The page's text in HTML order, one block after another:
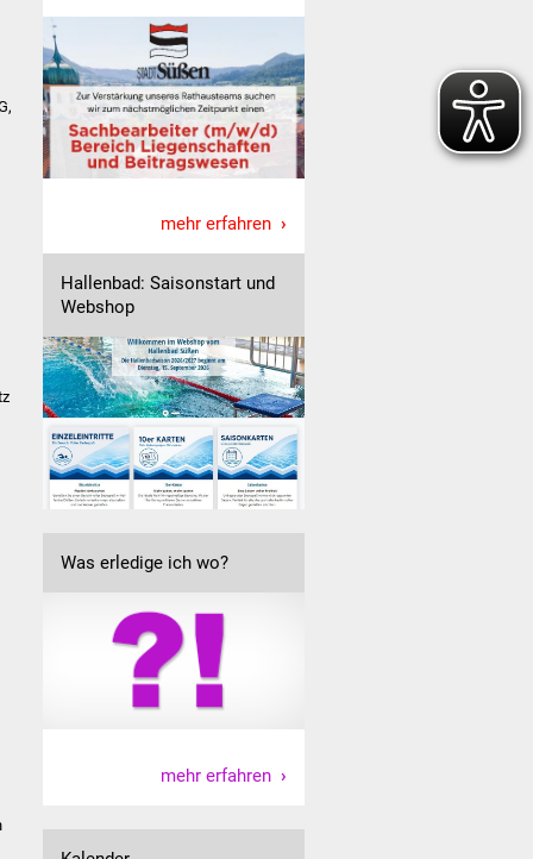
mehr erfahren
Hallenbad: Saisonstart und
Webshop
Was erledige ich wo?
mehr erfahren